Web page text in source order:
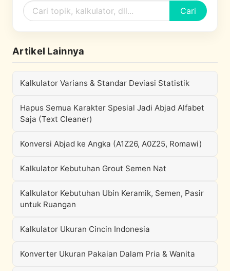
Cari
Artikel Lainnya
Kalkulator Varians & Standar Deviasi Statistik
Hapus Semua Karakter Spesial Jadi Abjad Alfabet
Saja (Text Cleaner)
Konversi Abjad ke Angka (A1Z26, A0Z25, Romawi)
Kalkulator Kebutuhan Grout Semen Nat
Kalkulator Kebutuhan Ubin Keramik, Semen, Pasir
untuk Ruangan
Kalkulator Ukuran Cincin Indonesia
Konverter Ukuran Pakaian Dalam Pria & Wanita